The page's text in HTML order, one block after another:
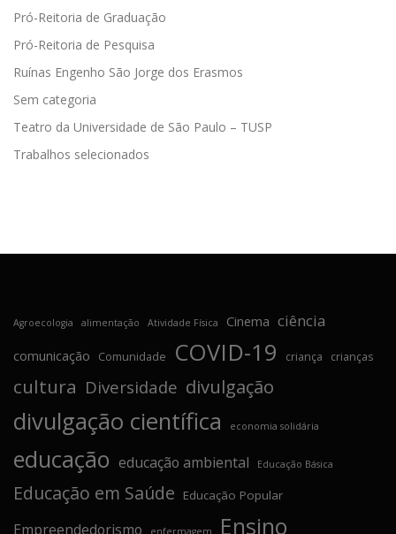
Pró-Reitoria de Graduação
Pró-Reitoria de Pesquisa
Ruínas Engenho São Jorge dos Erasmos
Sem categoria
Teatro da Universidade de São Paulo – TUSP
Trabalhos selecionados
Agroecologia alimentação Atividade Física Cinema ciência
comunicação Comunidade COVID-19 criança crianças
cultura Diversidade divulgação
divulgação científica economia solidária
educação educação ambiental Educação Básica
Educação em Saúde Educação Popular
Empreendedorismo enfermagem Ensino